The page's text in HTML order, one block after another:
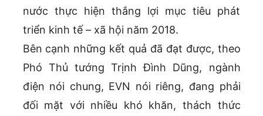
nước thực hiện thắng lợi mục tiêu phát
triển kinh tế – xã hội năm 2018.
Bên cạnh những kết quả đã đạt được, theo
Phó Thủ tướng Trịnh Đình Dũng, ngành
điện nói chung, EVN nói riêng, đang phải
đối mặt với nhiều khó khăn, thách thức